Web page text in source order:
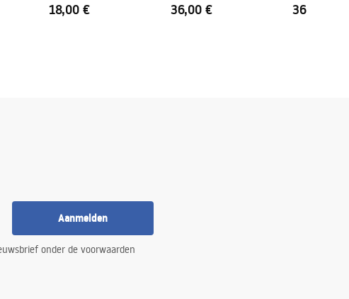
18,00 € 36,00 € 36,00 €
Aanmelden
onder de voorwaarden